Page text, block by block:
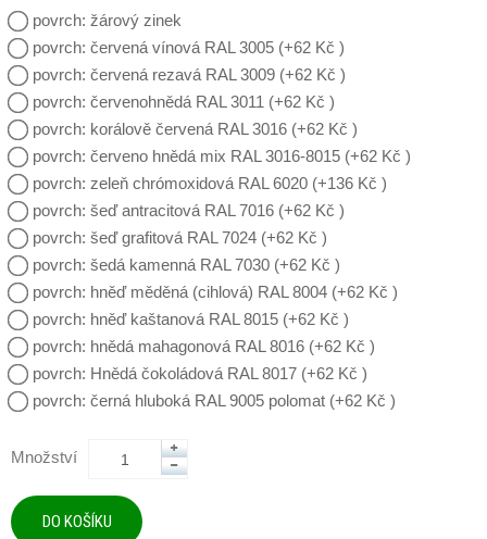
povrch: žárový zinek
povrch: červená vínová RAL 3005 (+62 Kč )
povrch: červená rezavá RAL 3009 (+62 Kč )
povrch: červenohnědá RAL 3011 (+62 Kč )
povrch: korálově červená RAL 3016 (+62 Kč )
povrch: červeno hnědá mix RAL 3016-8015 (+62 Kč )
povrch: zeleň chrómoxidová RAL 6020 (+136 Kč )
povrch: šeď antracitová RAL 7016 (+62 Kč )
povrch: šeď grafitová RAL 7024 (+62 Kč )
povrch: šedá kamenná RAL 7030 (+62 Kč )
povrch: hněď měděná (cihlová) RAL 8004 (+62 Kč )
povrch: hněď kaštanová RAL 8015 (+62 Kč )
povrch: hnědá mahagonová RAL 8016 (+62 Kč )
povrch: Hnědá čokoládová RAL 8017 (+62 Kč )
povrch: černá hluboká RAL 9005 polomat (+62 Kč )
Množství